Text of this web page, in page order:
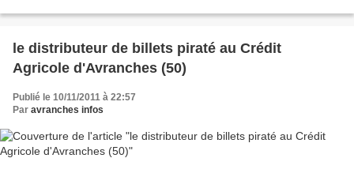
le distributeur de billets piraté au Crédit
Agricole d'Avranches (50)
Publié le 10/11/2011 à 22:57
Par avranches infos